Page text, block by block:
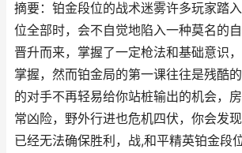
摘要：铂金段位的战术迷雾许多玩家踏
位全部时，会不自觉地陷入一种莫名的
晋升而来，掌握了一定枪法和基础意识
掌握，然而铂金局的第一课往往是残酷
的对手不再轻易给你站桩输出的机会，
常凶险，野外行进也危机四伏，你会发
已经无法确保胜利，战,和平精英铂金段